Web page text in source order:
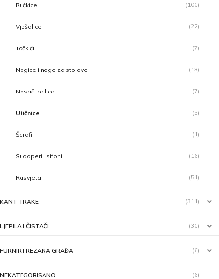
Ručkice (100)
Vješalice (22)
Točkići (7)
Nogice i noge za stolove (13)
Nosači polica (7)
Utičnice (5)
Šarafi (1)
Sudoperi i sifoni (16)
Rasvjeta (51)
KANT TRAKE (311)
LJEPILA I ČISTAČI (30)
FURNIR I REZANA GRAĐA (6)
NEKATEGORISANO (6)